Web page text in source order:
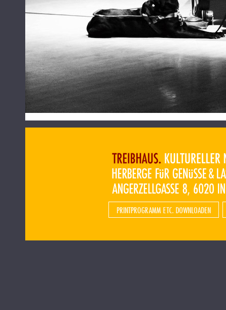
PRINTPROGRAMM ETC. DOWNLOADEN